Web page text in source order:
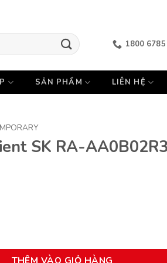
1800 6785
SẢN PHẨM LIÊN HỆ
SK RA-
AA0B02R39B số lượng
THÊM VÀO GIỎ HÀNG